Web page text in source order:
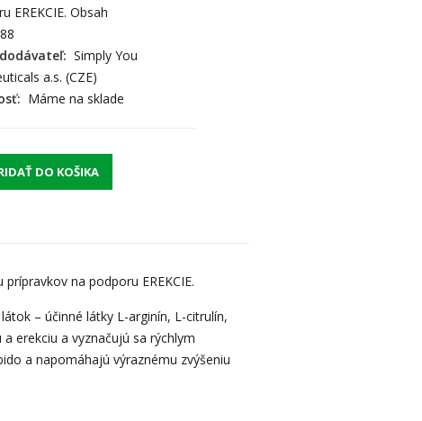
EREKCIE. Obsah
Simply You
a.s. (CZE)
Máme na sklade
DO KOŠIKA
na podporu EREKCIE.
– účinné látky L-arginín, L-citrulín,
erekciu a vyznačujú sa rýchlym
a napomáhajú výraznému zvýšeniu